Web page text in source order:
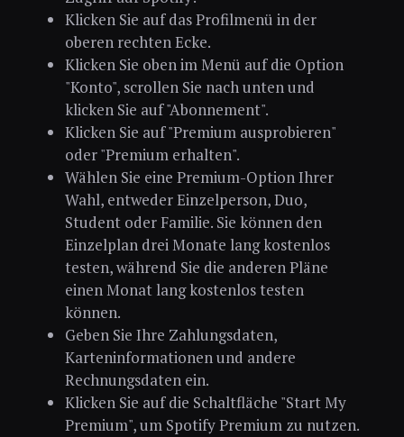
Klicken Sie auf das Profilmenü in der
oberen rechten Ecke.
Klicken Sie oben im Menü auf die Option
"Konto", scrollen Sie nach unten und
klicken Sie auf "Abonnement".
Klicken Sie auf "Premium ausprobieren"
oder "Premium erhalten".
Wählen Sie eine Premium-Option Ihrer
Wahl, entweder Einzelperson, Duo,
Student oder Familie. Sie können den
Einzelplan drei Monate lang kostenlos
testen, während Sie die anderen Pläne
einen Monat lang kostenlos testen
können.
Geben Sie Ihre Zahlungsdaten,
Karteninformationen und andere
Rechnungsdaten ein.
Klicken Sie auf die Schaltfläche "Start My
Premium", um Spotify Premium zu nutzen.